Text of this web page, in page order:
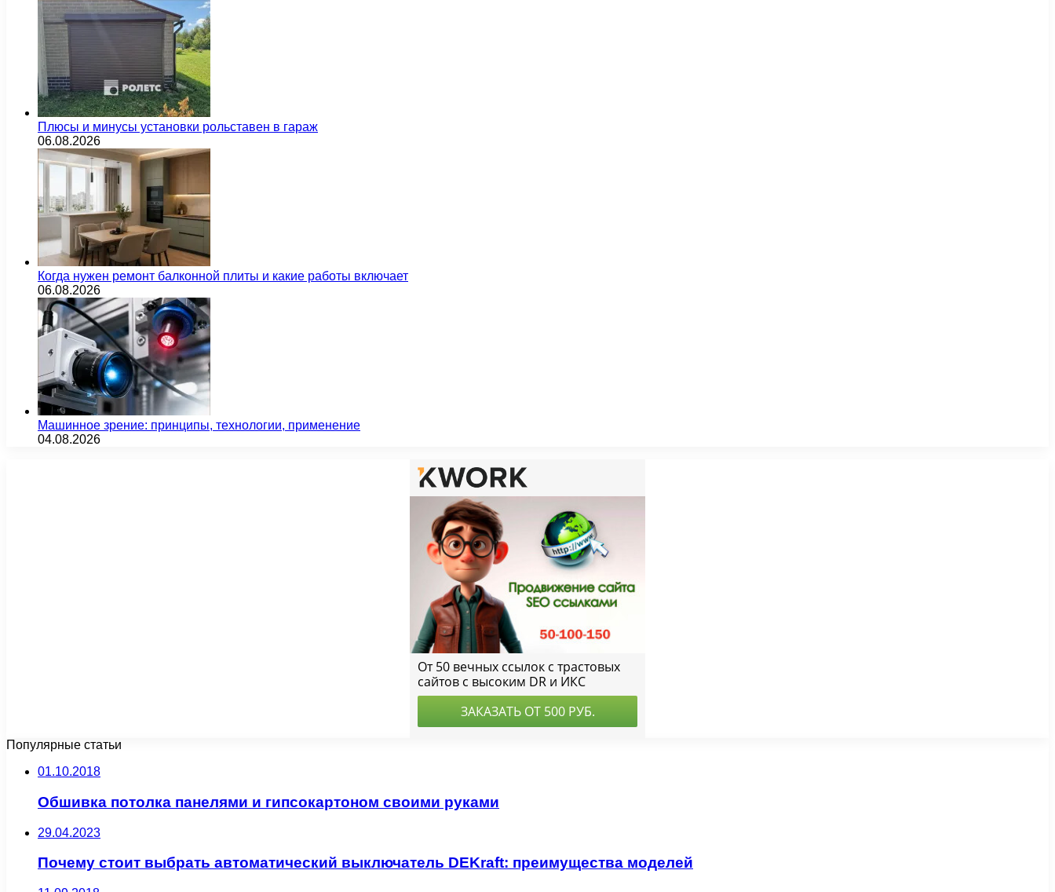
Плюсы и минусы установки рольставен в гараж
06.08.2026
Когда нужен ремонт балконной плиты и какие работы включает
06.08.2026
Машинное зрение: принципы, технологии, применение
04.08.2026
Популярные статьи
01.10.2018
Обшивка потолка панелями и гипсокартоном своими руками
29.04.2023
Почему стоит выбрать автоматический выключатель DEKraft: преимущества моделей